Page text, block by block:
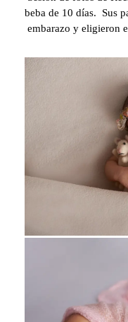
beba de 10 días. Sus
embarazo y eligieron